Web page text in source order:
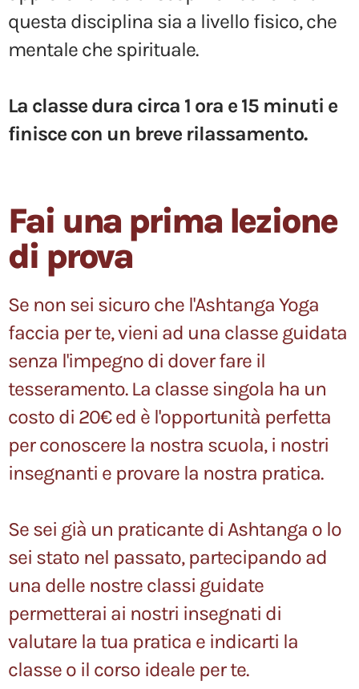
questa disciplina sia a livello fisico, che
mentale che spirituale.
La classe dura circa 1 ora e 15 minuti e
finisce con un breve rilassamento.
Fai una prima lezione
di prova
Se non sei sicuro che l'Ashtanga Yoga
faccia per te, vieni ad una classe guidata
senza l'impegno di dover fare il
tesseramento. La classe singola ha un
costo di 20€ ed è l'opportunità perfetta
per conoscere la nostra scuola, i nostri
insegnanti e provare la nostra pratica.
Se sei già un praticante di Ashtanga o lo
sei stato nel passato, partecipando ad
una delle nostre classi guidate
permetterai ai nostri insegnati di
valutare la tua pratica e indicarti la
classe o il corso ideale per te.